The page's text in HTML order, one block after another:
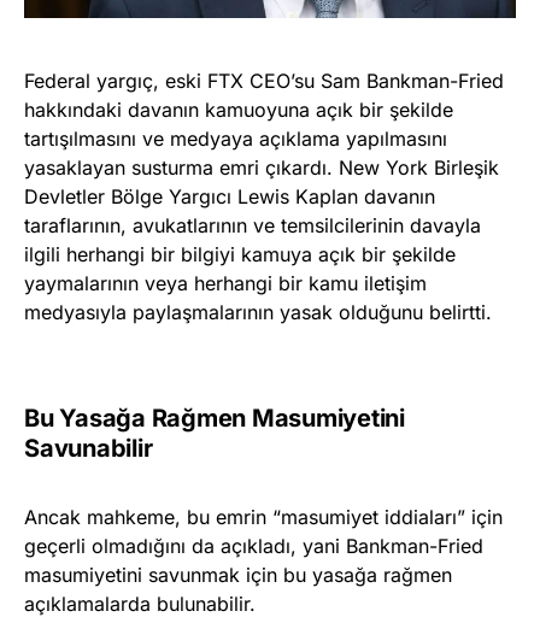
Federal yargıç, eski FTX CEO’su Sam Bankman-Fried
hakkındaki davanın kamuoyuna açık bir şekilde
tartışılmasını ve medyaya açıklama yapılmasını
yasaklayan susturma emri çıkardı. New York Birleşik
Devletler Bölge Yargıcı Lewis Kaplan davanın
taraflarının, avukatlarının ve temsilcilerinin davayla
ilgili herhangi bir bilgiyi kamuya açık bir şekilde
yaymalarının veya herhangi bir kamu iletişim
medyasıyla paylaşmalarının yasak olduğunu belirtti.
Bu Yasağa Rağmen Masumiyetini
Savunabilir
Ancak mahkeme, bu emrin “masumiyet iddiaları” için
geçerli olmadığını da açıkladı, yani Bankman-Fried
masumiyetini savunmak için bu yasağa rağmen
açıklamalarda bulunabilir.